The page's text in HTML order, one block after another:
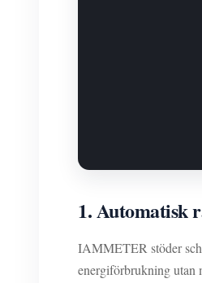
1. Automatisk
IAMMETER stöder
energiförbrukning utan